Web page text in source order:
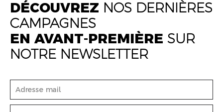
DÉCOUVREZ NOS DERNIÈRES
CAMPAGNES
EN AVANT-PREMIÈRE SUR
NOTRE NEWSLETTER